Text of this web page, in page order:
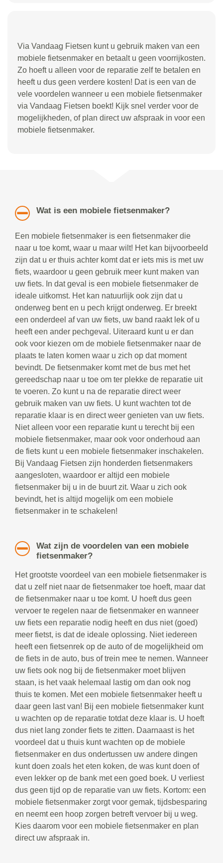
Via Vandaag Fietsen kunt u gebruik maken van een
mobiele fietsenmaker en betaalt u geen voorrijkosten.
Zo hoeft u alleen voor de reparatie zelf te betalen en
heeft u dus geen verdere kosten! Dat is een van de
vele voordelen wanneer u een mobiele fietsenmaker
via Vandaag Fietsen boekt! Kijk snel verder voor de
mogelijkheden, of plan direct uw afspraak in voor een
mobiele fietsenmaker.
Wat is een mobiele fietsenmaker?
Een mobiele fietsenmaker is een fietsenmaker die
naar u toe komt, waar u maar wilt! Het kan bijvoorbeeld
zijn dat u er thuis achter komt dat er iets mis is met uw
fiets, waardoor u geen gebruik meer kunt maken van
uw fiets. In dat geval is een mobiele fietsenmaker de
ideale uitkomst. Het kan natuurlijk ook zijn dat u
onderweg bent en u pech krijgt onderweg. Er breekt
een onderdeel af van uw fiets, uw band raakt lek of u
heeft een ander pechgeval. Uiteraard kunt u er dan
ook voor kiezen om de mobiele fietsenmaker naar de
plaats te laten komen waar u zich op dat moment
bevindt. De fietsenmaker komt met de bus met het
gereedschap naar u toe om ter plekke de reparatie uit
te voeren. Zo kunt u na de reparatie direct weer
gebruik maken van uw fiets. U kunt wachten tot de
reparatie klaar is en direct weer genieten van uw fiets.
Niet alleen voor een reparatie kunt u terecht bij een
mobiele fietsenmaker, maar ook voor onderhoud aan
de fiets kunt u een mobiele fietsenmaker inschakelen.
Bij Vandaag Fietsen zijn honderden fietsenmakers
aangesloten, waardoor er altijd een mobiele
fietsenmaker bij u in de buurt zit. Waar u zich ook
bevindt, het is altijd mogelijk om een mobiele
fietsenmaker in te schakelen!
Wat zijn de voordelen van een mobiele
fietsenmaker?
Het grootste voordeel van een mobiele fietsenmaker is
dat u zelf niet naar de fietsenmaker toe hoeft, maar dat
de fietsenmaker naar u toe komt. U hoeft dus geen
vervoer te regelen naar de fietsenmaker en wanneer
uw fiets een reparatie nodig heeft en dus niet (goed)
meer fietst, is dat de ideale oplossing. Niet iedereen
heeft een fietsenrek op de auto of de mogelijkheid om
de fiets in de auto, bus of trein mee te nemen. Wanneer
uw fiets ook nog bij de fietsenmaker moet blijven
staan, is het vaak helemaal lastig om dan ook nog
thuis te komen. Met een mobiele fietsenmaker heeft u
daar geen last van! Bij een mobiele fietsenmaker kunt
u wachten op de reparatie totdat deze klaar is. U hoeft
dus niet lang zonder fiets te zitten. Daarnaast is het
voordeel dat u thuis kunt wachten op de mobiele
fietsenmaker en dus ondertussen uw andere dingen
kunt doen zoals het eten koken, de was kunt doen of
even lekker op de bank met een goed boek. U verliest
dus geen tijd op de reparatie van uw fiets. Kortom: een
mobiele fietsenmaker zorgt voor gemak, tijdsbesparing
en neemt een hoop zorgen betreft vervoer bij u weg.
Kies daarom voor een mobiele fietsenmaker en plan
direct uw afspraak in.